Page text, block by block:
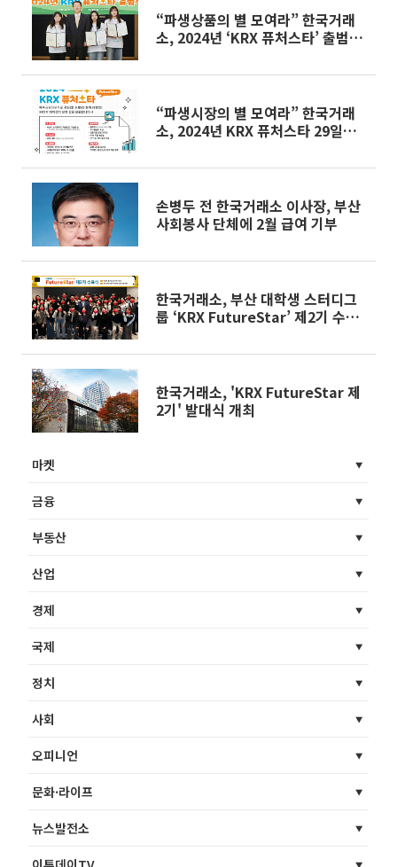
“파생상품의 별 모여라” 한국거래
소, 2024년 ‘KRX 퓨처스타’ 출범식
“파생시장의 별 모여라” 한국거래
소, 2024년 KRX 퓨처스타 29일까
손병두 전 한국거래소 이사장, 부산
사회봉사 단체에 2월 급여 기부
한국거래소, 부산 대학생 스터디그
룹 ‘KRX FutureStar’ 제2기 수료
한국거래소, 'KRX FutureStar 제
2기' 발대식 개최
마켓
금융
부동산
산업
경제
국제
정치
사회
오피니언
문화·라이프
뉴스발전소